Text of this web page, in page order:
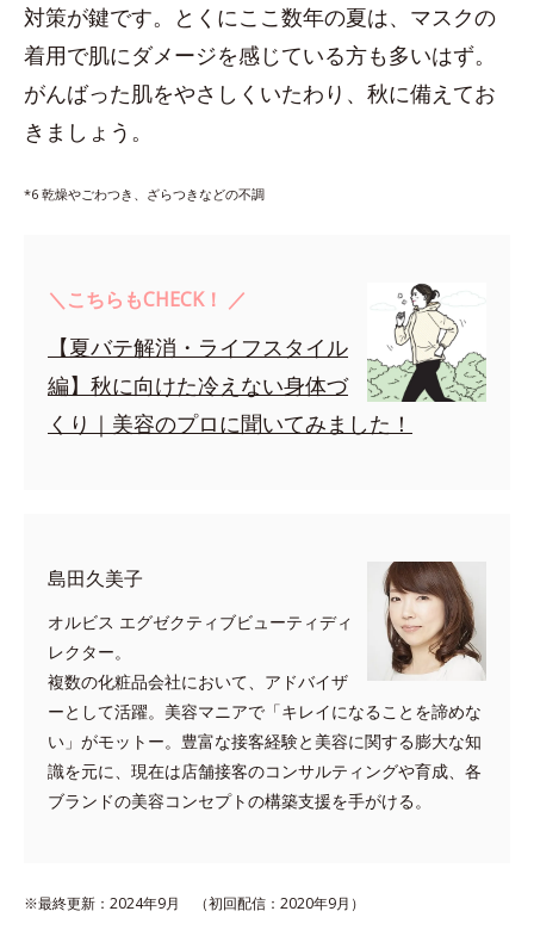
対策が鍵です。とくにここ数年の夏は、マスクの
着用で肌にダメージを感じている方も多いはず。
がんばった肌をやさしくいたわり、秋に備えてお
きましょう。
*6 乾燥やごわつき、ざらつきなどの不調
＼こちらもCHECK！ ／
【夏バテ解消・ライフスタイル
編】秋に向けた冷えない身体づ
くり｜美容のプロに聞いてみました！
島田久美子
オルビス エグゼクティブビューティディ
レクター。
複数の化粧品会社において、アドバイザ
ーとして活躍。美容マニアで「キレイになることを諦めな
い」がモットー。豊富な接客経験と美容に関する膨大な知
識を元に、現在は店舗接客のコンサルティングや育成、各
ブランドの美容コンセプトの構築支援を手がける。
※最終更新：2024年9月 （初回配信：2020年9月）